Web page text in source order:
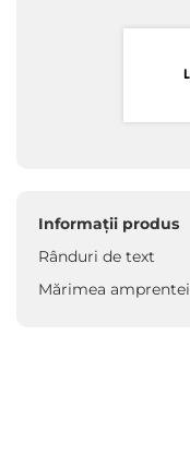
Informații produs
Rânduri de text
Mărimea amprentei